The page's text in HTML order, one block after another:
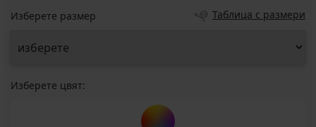
Изберете размер Таблица с размери
Изберете цвят: